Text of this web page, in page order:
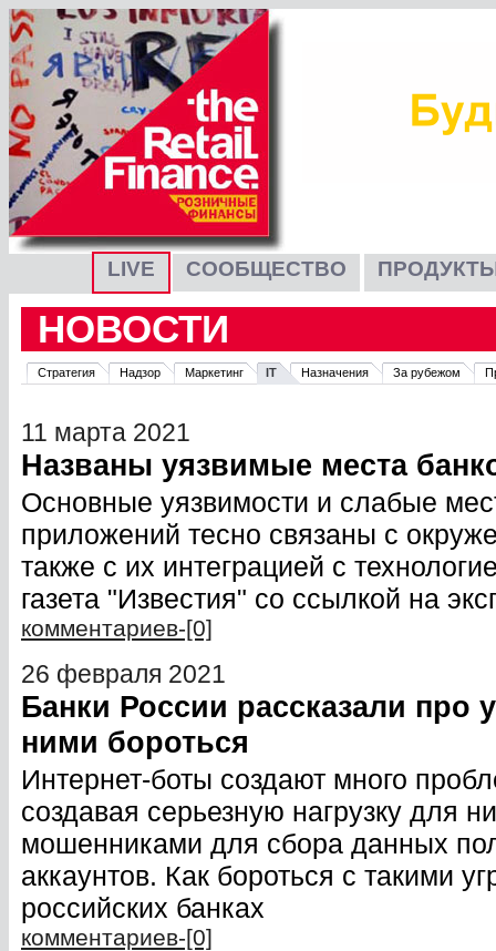
LIVE СООБЩЕСТВО
НОВОСТИ
Стратегия Надзор Маркетинг IT Назначения За рубежом
11 марта 2021
Названы уязвимые места
Основные уязвимости и слабые
приложений тесно связаны с
также с их интеграцией с
газета "Известия" со ссылкой на
комментариев-[0]
26 февраля 2021
Банки России рассказали про
ними бороться
Интернет-боты создают много
создавая серьезную нагрузку для
мошенниками для сбора данных
аккаунтов. Как бороться с такими
российских банках
комментариев-[0]